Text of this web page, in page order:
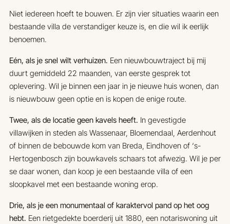
Niet iedereen hoeft te bouwen. Er zijn vier situaties waarin een
bestaande villa de verstandiger keuze is, en die wil ik eerlijk
benoemen.
Eén, als je snel wilt verhuizen. Een nieuwbouwtraject bij mij
duurt gemiddeld 22 maanden, van eerste gesprek tot
oplevering. Wil je binnen een jaar in je nieuwe huis wonen, dan
is nieuwbouw geen optie en is kopen de enige route.
Twee, als de locatie geen kavels heeft. In gevestigde
villawijken in steden als Wassenaar, Bloemendaal, Aerdenhout
of binnen de bebouwde kom van Breda, Eindhoven of ‘s-
Hertogenbosch zijn bouwkavels schaars tot afwezig. Wil je per
se daar wonen, dan koop je een bestaande villa of een
sloopkavel met een bestaande woning erop.
Drie, als je een monumentaal of karaktervol pand op het oog
hebt. Een rietgedekte boerderij uit 1880, een notariswoning uit